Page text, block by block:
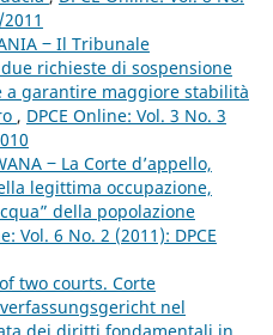
‒ Il Tribunale
richieste di sospensione
garantire maggiore stabilità
, DPCE Online: Vol. 3 No. 3
‒ La Corte d’appello,
legittima occupazione,
della popolazione
Vol. 6 No. 2 (2011): DPCE
two courts. Corte
nel